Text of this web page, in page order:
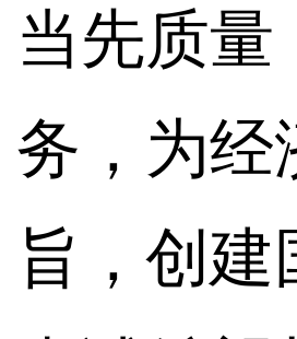
当先质
务，为经
旨，创